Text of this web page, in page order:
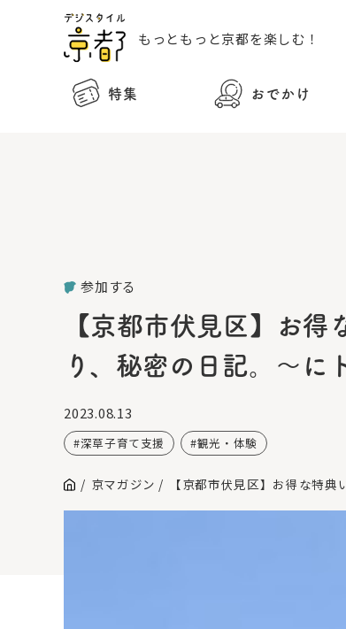
もっともっと京都を楽しむ！
特集 おでかけ
参加する
【京都市伏見区】お
り、秘密の日記。～に
2023.08.13
深草子育て支援 観光・体験
京マガジン 【京都市伏見区】お得な特